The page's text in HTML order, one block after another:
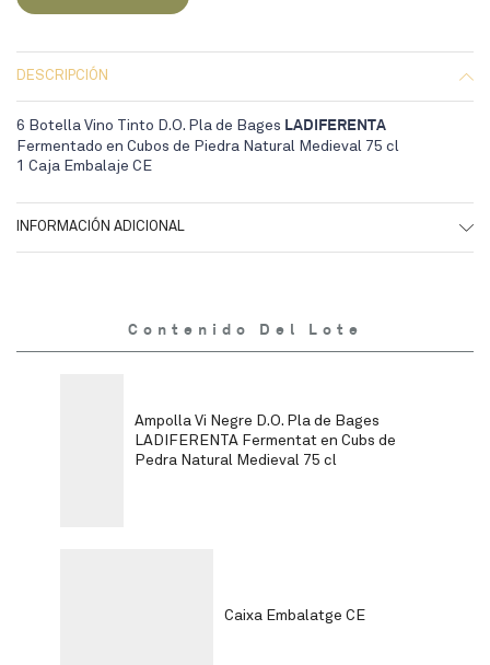
DESCRIPCIÓN
6 Botella Vino Tinto D.O. Pla de Bages LADIFERENTA
Fermentado en Cubos de Piedra Natural Medieval 75 cl
1 Caja Embalaje CE
INFORMACIÓN ADICIONAL
Contenido Del Lote
Ampolla Vi Negre D.O. Pla de Bages
LADIFERENTA Fermentat en Cubs de
Pedra Natural Medieval 75 cl
Caixa Embalatge CE